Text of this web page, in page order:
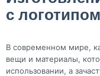
с
В современном мире,
вещи и материалы,
использовании, а